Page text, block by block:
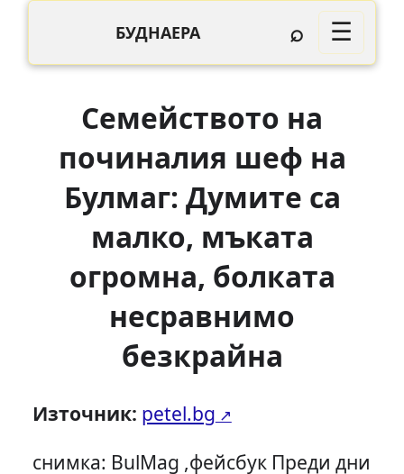
БУДНАЕРА ⌕ ☰
Семейството на
починалия шеф на
Булмаг: Думите са
малко, мъката
огромна, болката
несравнимо
безкрайна
Източник: petel.bg
снимка: BulMag ,фейсбук Преди дни